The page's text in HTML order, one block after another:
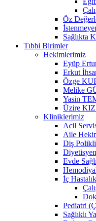
Öz
Sağlıkta
Tıbbi Birimler
Hekimlerimiz
Eyüp
Erkut
Özge
Melike
Yasin
Üzire
Kliniklerimiz
Acil
Aile
Diş
Evde
İç
Pediatri
Sağlıklı